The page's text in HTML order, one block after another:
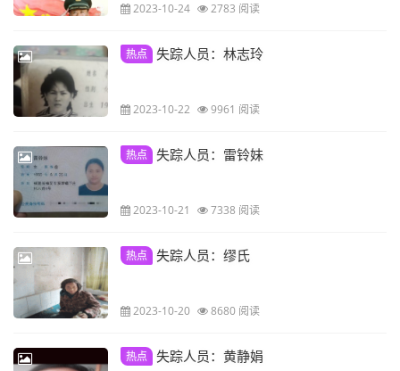
2023-10-24 2783 阅读
热点 失踪人员：林志玲
2023-10-22 9961 阅读
热点 失踪人员：雷铃妹
2023-10-21 7338 阅读
热点 失踪人员：缪氏
2023-10-20 8680 阅读
热点 失踪人员：黄静娟